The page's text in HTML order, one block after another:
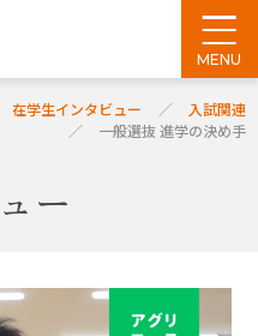
在学生インタビュー
入試関連
一般選抜 進学の決め手
ー